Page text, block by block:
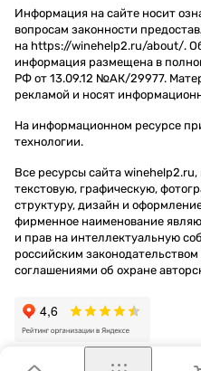
Информация на сайте носит
вопросам законности
на https://winehelp2.ru/about/.
информация размещена в
РФ от 13.09.12 №АК/29977.
рекламой и носят
На информационном ресурсе
технологии.
Все ресурсы сайта
текстовую, графическую,
структуру, дизайн и
фирменное наименование
и прав на интеллектуальную
российским
соглашениями об охране